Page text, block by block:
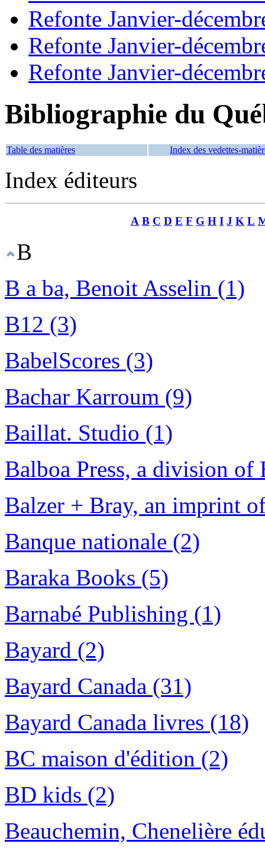
Refonte Janvier-
Refonte Janvier-
Refonte Janvier-
Bibliographie du
Table des matières Index des vedettes-
Index éditeurs
A B C D E F G H I J K L
B
B a ba, Benoit Asselin (1)
B12 (3)
BabelScores (3)
Bachar Karroum (9)
Baillat. Studio (1)
Balboa Press, a division of
Balzer + Bray, an imprint
Banque nationale (2)
Baraka Books (5)
Barnabé Publishing (1)
Bayard (2)
Bayard Canada (31)
Bayard Canada livres (18)
BC maison d'édition (2)
BD kids (2)
Beauchemin, Chenelière